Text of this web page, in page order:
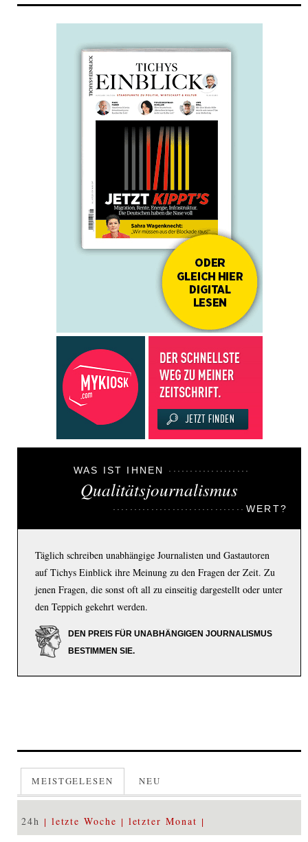
WAS IST IHNEN
Qualitätsjournalismus
WERT?
Täglich schreiben unabhängige Journalisten und Gastautoren
auf Tichys Einblick ihre Meinung zu den Fragen der Zeit. Zu
jenen Fragen, die sonst oft all zu einseitig dargestellt oder unter
den Teppich gekehrt werden.
DEN PREIS FÜR UNABHÄNGIGEN JOURNALISMUS
BESTIMMEN SIE.
MEISTGELESEN NEU
24h letzte Woche letzter Monat